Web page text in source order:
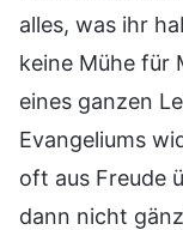
alles, was ihr
keine Mühe für
eines ganzen
Evangeliums
oft aus Freude
dann nicht